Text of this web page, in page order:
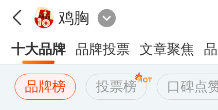
鸡胸
十大品牌 品牌投票 文章聚焦
品牌榜 投票榜 口碑点